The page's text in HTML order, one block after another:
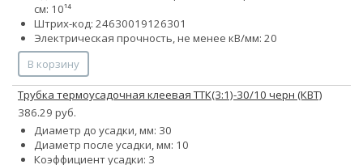
см: 10¹⁴
Штрих-код: 24630019126301
Электрическая прочность, не менее кВ/мм: 20
В корзину
Трубка термоусадочная клеевая ТТК(3:1)-30/10 черн (КВТ)
386.29 руб.
Диаметр до усадки, мм: 30
Диаметр после усадки, мм: 10
Коэффициент усадки: 3